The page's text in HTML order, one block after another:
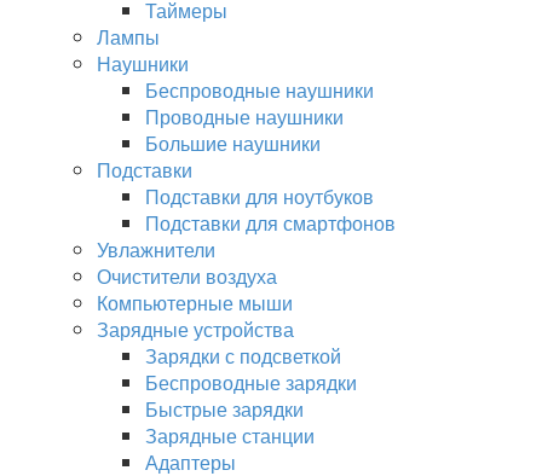
Таймеры
Лампы
Наушники
Беспроводные наушники
Проводные наушники
Большие наушники
Подставки
Подставки для ноутбуков
Подставки для смартфонов
Увлажнители
Очистители воздуха
Компьютерные мыши
Зарядные устройства
Зарядки с подсветкой
Беспроводные зарядки
Быстрые зарядки
Зарядные станции
Адаптеры